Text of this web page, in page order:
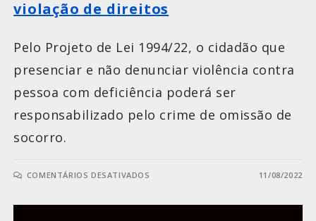
violação de direitos
Pelo Projeto de Lei 1994/22, o cidadão que
presenciar e não denunciar violência contra
pessoa com deficiência poderá ser
responsabilizado pelo crime de omissão de
socorro.
COMENTÁRIOS DESATIVADOS 11/08/2022